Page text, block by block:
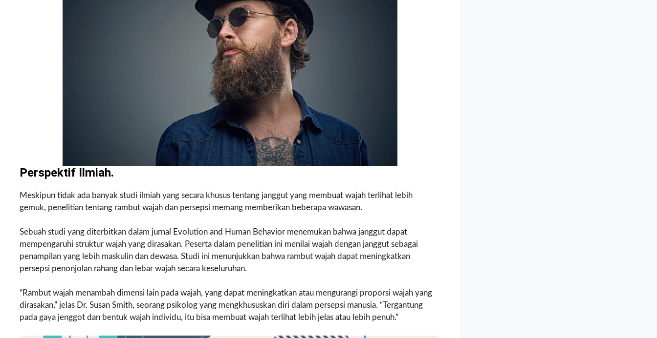
Perspektif Ilmiah.
Meskipun tidak ada banyak studi ilmiah yang secara khusus tentang janggut yang membuat wajah terlihat lebih
gemuk, penelitian tentang rambut wajah dan persepsi memang memberikan beberapa wawasan.
Sebuah studi yang diterbitkan dalam jurnal Evolution and Human Behavior menemukan bahwa janggut dapat
mempengaruhi struktur wajah yang dirasakan. Peserta dalam penelitian ini menilai wajah dengan janggut sebagai
penampilan yang lebih maskulin dan dewasa. Studi ini menunjukkan bahwa rambut wajah dapat meningkatkan
persepsi penonjolan rahang dan lebar wajah secara keseluruhan.
“Rambut wajah menambah dimensi lain pada wajah, yang dapat meningkatkan atau mengurangi proporsi wajah yang
dirasakan,” jelas Dr. Susan Smith, seorang psikolog yang mengkhususkan diri dalam persepsi manusia. “Tergantung
pada gaya jenggot dan bentuk wajah individu, itu bisa membuat wajah terlihat lebih jelas atau lebih penuh.”